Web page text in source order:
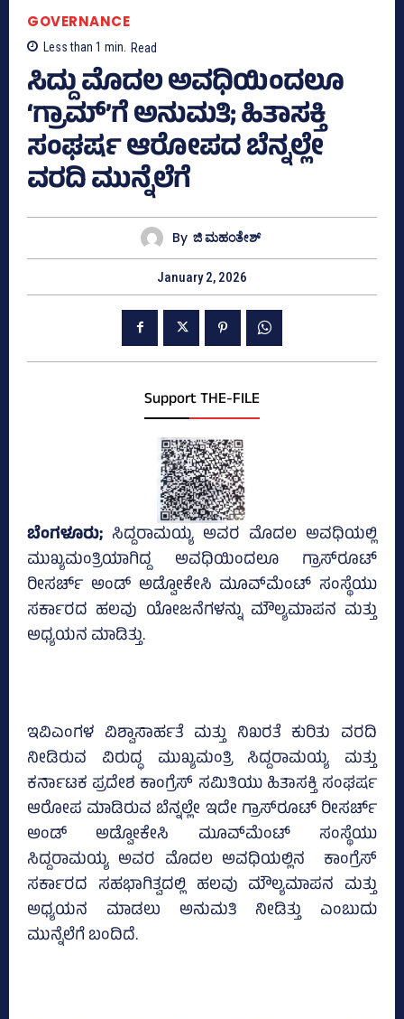
GOVERNANCE
Less than 1 min. Read
ಸಿದ್ದು ಮೊದಲ ಅವಧಿಯಿಂದಲೂ
‘ಗ್ರಾಮ್‌’ಗೆ ಅನುಮತಿ; ಹಿತಾಸಕ್ತಿ
ಸಂಘರ್ಷ ಆರೋಪದ ಬೆನ್ನಲ್ಲೇ
ವರದಿ ಮುನ್ನೆಲೆಗೆ
By ಜಿ ಮಹಂತೇಶ್
January 2, 2026
Support THE-FILE
ಬೆಂಗಳೂರು; ಸಿದ್ದರಾಮಯ್ಯ ಅವರ ಮೊದಲ ಅವಧಿಯಲ್ಲಿ
ಮುಖ್ಯಮಂತ್ರಿಯಾಗಿದ್ದ ಅವಧಿಯಿಂದಲೂ ಗ್ರಾಸ್‌ರೂಟ್‌
ರೀಸರ್ಚ್‌ ಅಂಡ್‌ ಅಡ್ವೋಕೇಸಿ ಮೂವ್‌ಮೆಂಟ್‌ ಸಂಸ್ಥೆಯು
ಸರ್ಕಾರದ ಹಲವು ಯೋಜನೆಗಳನ್ನು ಮೌಲ್ಯಮಾಪನ ಮತ್ತು
ಅಧ್ಯಯನ ಮಾಡಿತ್ತು.
ಇವಿಎಂಗಳ ವಿಶ್ವಾಸಾರ್ಹತೆ ಮತ್ತು ನಿಖರತೆ ಕುರಿತು ವರದಿ
ನೀಡಿರುವ ವಿರುದ್ಧ ಮುಖ್ಯಮಂತ್ರಿ ಸಿದ್ದರಾಮಯ್ಯ ಮತ್ತು
ಕರ್ನಾಟಕ ಪ್ರದೇಶ ಕಾಂಗ್ರೆಸ್‌ ಸಮಿತಿಯು ಹಿತಾಸಕ್ತಿ ಸಂಘರ್ಷ
ಆರೋಪ ಮಾಡಿರುವ ಬೆನ್ನಲ್ಲೇ ಇದೇ ಗ್ರಾಸ್‌ರೂಟ್‌ ರೀಸರ್ಚ್‌
ಅಂಡ್‌ ಅಡ್ವೋಕೇಸಿ ಮೂವ್‌ಮೆಂಟ್‌ ಸಂಸ್ಥೆಯು
ಸಿದ್ದರಾಮಯ್ಯ ಅವರ ಮೊದಲ ಅವಧಿಯಲ್ಲಿನ ಕಾಂಗ್ರೆಸ್‌
ಸರ್ಕಾರದ ಸಹಭಾಗಿತ್ವದಲ್ಲಿ ಹಲವು ಮೌಲ್ಯಮಾಪನ ಮತ್ತು
ಅಧ್ಯಯನ ಮಾಡಲು ಅನುಮತಿ ನೀಡಿತ್ತು ಎಂಬುದು
ಮುನ್ನೆಲೆಗೆ ಬಂದಿದೆ.